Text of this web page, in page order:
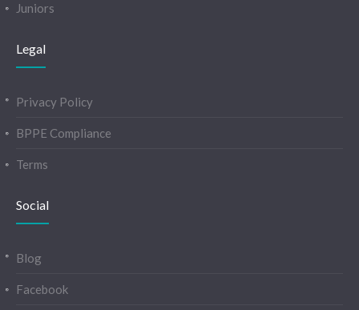
Juniors
Legal
Privacy Policy
BPPE Compliance
Terms
Social
Blog
Facebook